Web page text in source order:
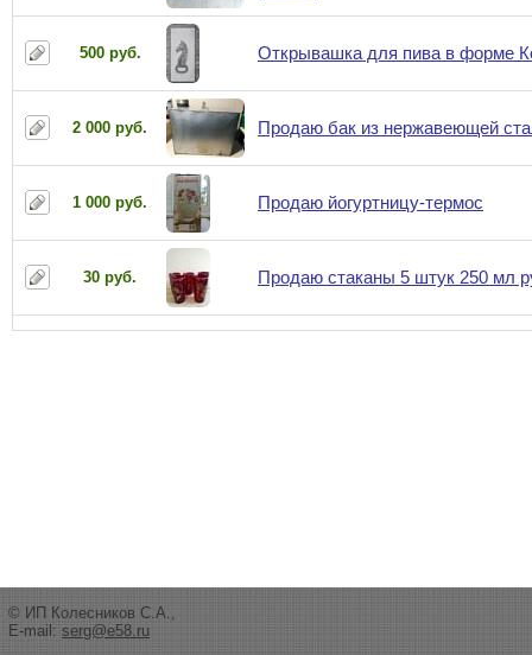
500 руб. Открывашка для пива в форме
2 000 руб. Продаю бак из нержавеющей
1 000 руб. Продаю йогуртницу-термос
30 руб. Продаю стаканы 5 штук 250 мл
© ИП Колесников С.А.,
E-mail: serg@e58.ru